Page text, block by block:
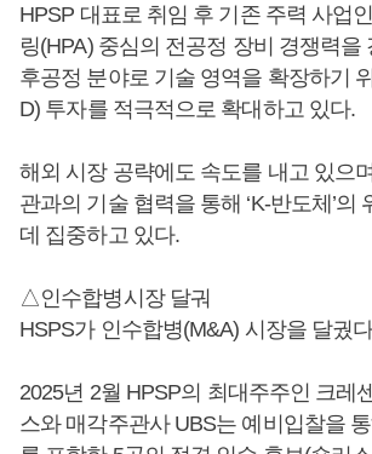
HPSP 대표로 취임 후 기존 주력 사업
링(HPA) 중심의 전공정 장비 경쟁력을
후공정 분야로 기술 영역을 확장하기
D) 투자를 적극적으로 확대하고 있다.
해외 시장 공략에도 속도를 내고 있으
관과의 기술 협력을 통해 ‘K-반도체’의
데 집중하고 있다.
△인수합병시장 달궈
HSPS가 인수합병(M&A) 시장을 달궜
2025년 2월 HPSP의 최대주주인 크레
스와 매각주관사 UBS는 예비입찰을